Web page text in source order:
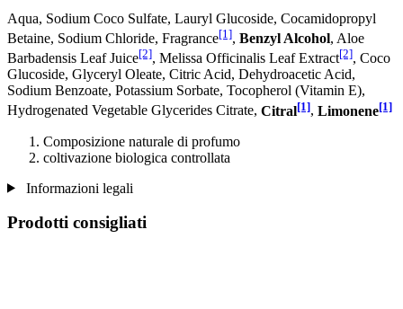
Aqua, Sodium Coco­ Sulfate, Lauryl Glucoside, Cocamidopropyl
Betaine, Sodium Chloride, Fragrance[1], Benzyl Alcohol, Aloe
Barbadensis Leaf Juice[2], Melissa Officinalis Leaf Extract[2], Coco
Glucoside, Glyceryl Oleate, Citric Acid, Dehydroacetic Acid,
Sodium Benzoate, Potassium Sorbate, Tocopherol (Vitamin E),
Hydrogenated Vegetable Glycerides Citrate, Citral[1], Limonene[1]
Composizione naturale di profumo
coltivazione biologica controllata
Informazioni legali
Prodotti consigliati